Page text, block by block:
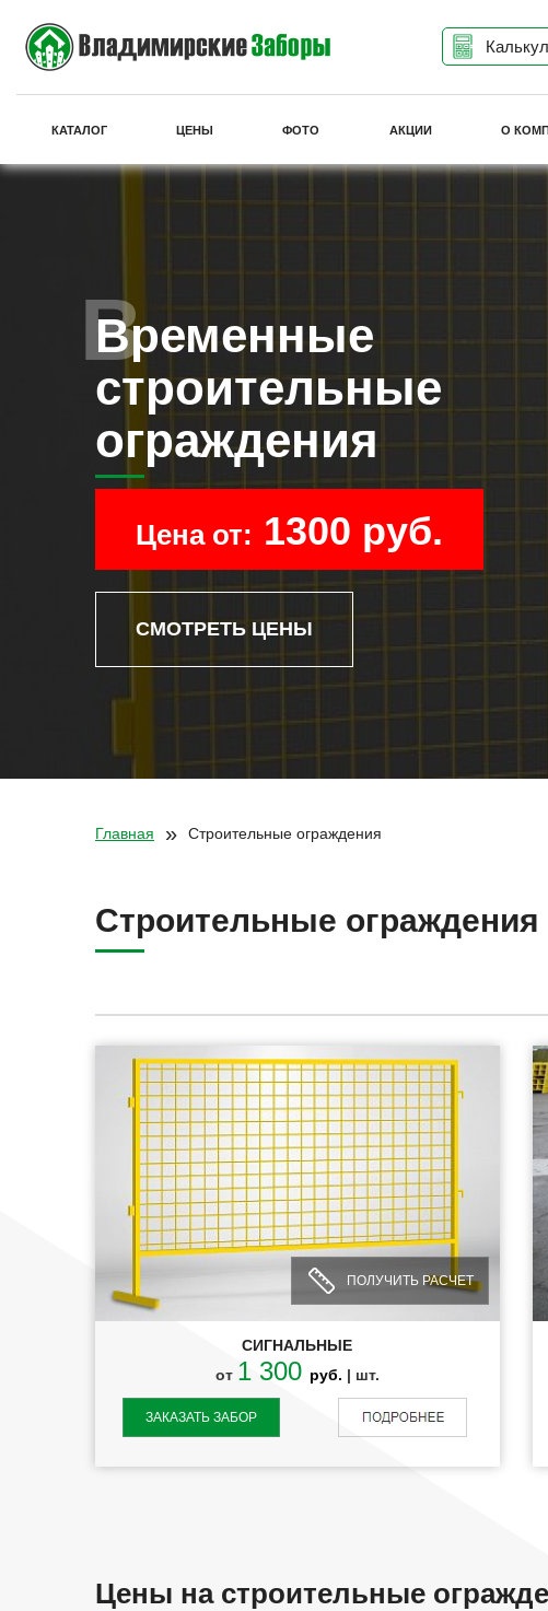
КАТАЛОГ ЦЕНЫ ФОТО АКЦИИ О
Временные
строительные
ограждения
Цена от: 1300 руб.
СМОТРЕТЬ ЦЕНЫ
Главная » Строительные ограждения
Строительные ограждения
ПОЛУЧИТЬ РАСЧЕТ
СИГНАЛЬНЫЕ
от 1 300 руб. | шт.
ЗАКАЗАТЬ ЗАБОР
Цены на строительные